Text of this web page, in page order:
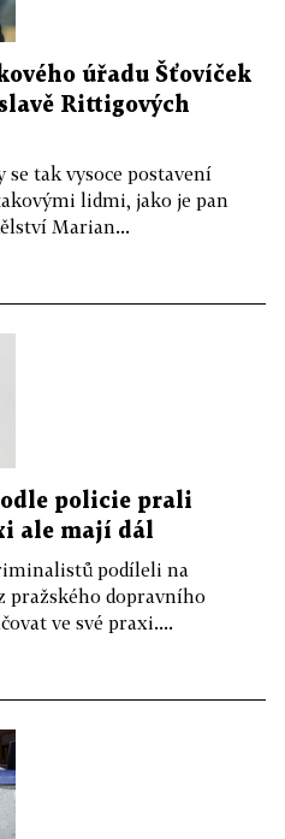
úřadu Šťovíček
Rittigových
tak vysoce postavení
lidmi, jako je pan
Marian...
policie prali
ale mají dál
podíleli na
pražského dopravního
ve své praxi....